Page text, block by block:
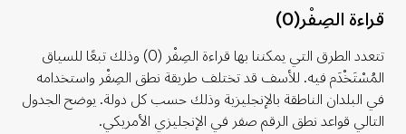
قراءة الصِفْر(0)
تتعدد الطرق التي يمكننا بها قراءة الصِفْر (0) وذلك تبعًا للسياق
المُسْتَخْدَم فيه. للأسف قد تختلف طريقة نطق الصِفْر واستخدامه
في البلدان الناطقة بالإنجليزية وذلك حسب كل دولة. يوضح الجدول
التالي قواعد نطق الرقم صفر في الإنجليزي الأمريكي.